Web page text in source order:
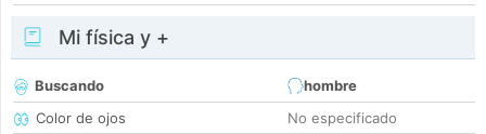
Mi física y +
Buscando
hombre
Color de ojos
No especificado